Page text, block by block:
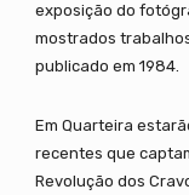
exposição do
mostrados
publicado em 1984.
Em Quarteira
recentes que
Revolução dos